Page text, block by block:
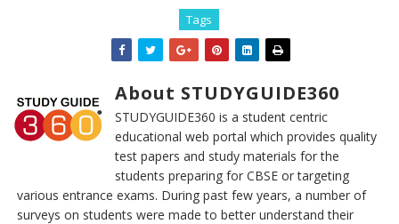
Tags
About STUDYGUIDE360
STUDYGUIDE360 is a student centric
educational web portal which provides quality
test papers and study materials for the
students preparing for CBSE or targeting
various entrance exams. During past few years, a number of
surveys on students were made to better understand their